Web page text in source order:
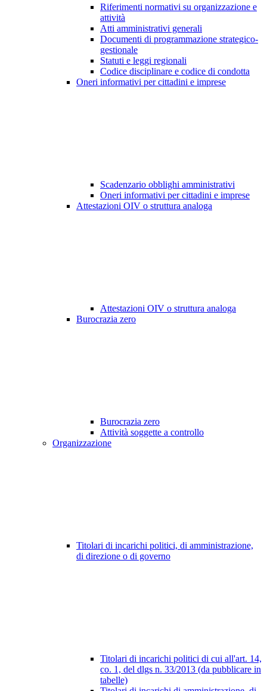
Riferimenti normativi su organizzazione e
attività
Atti amministrativi generali
Documenti di programmazione strategico-
gestionale
Statuti e leggi regionali
Codice disciplinare e codice di condotta
Oneri informativi per cittadini e imprese
Scadenzario obblighi amministrativi
Oneri informativi per cittadini e imprese
Attestazioni OIV o struttura analoga
Attestazioni OIV o struttura analoga
Burocrazia zero
Burocrazia zero
Attività soggette a controllo
Organizzazione
Titolari di incarichi politici, di amministrazione,
di direzione o di governo
Titolari di incarichi politici di cui all'art. 14,
co. 1, del dlgs n. 33/2013 (da pubblicare in
tabelle)